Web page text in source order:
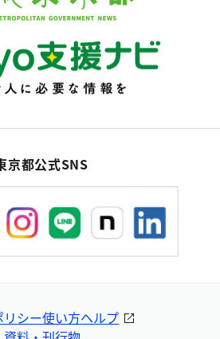
京都公式SNS
リシー使い方ヘルプ